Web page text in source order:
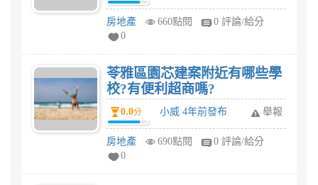
房地產 660點閱
0 評論/給分
0
苓雅區園芯建案附近有哪些學
校?有便利超商嗎?
0.0分 小威 4年前發布 舉報
房地產 690點閱
0 評論/給分
0